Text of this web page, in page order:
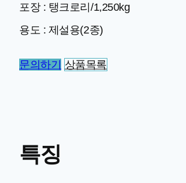
포장 : 탱크로리/1,250kg
용도 : 제설용(2종)
문의하기 상품목록
특징